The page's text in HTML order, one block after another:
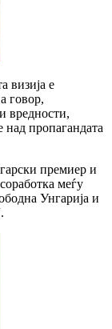
визија е
говор,
вредности,
над пропагандата
премиер и
меѓу
Унгарија и